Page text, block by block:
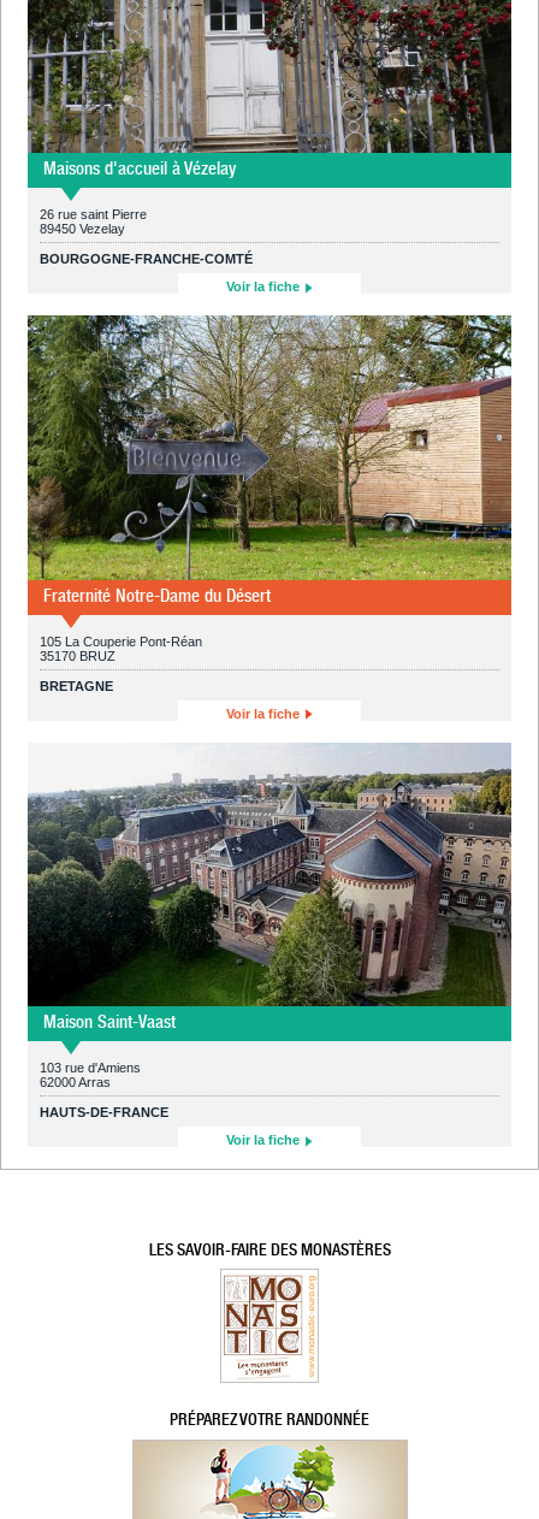
Maisons d'accueil à Vézelay
26 rue saint Pierre
89450 Vezelay
BOURGOGNE-FRANCHE-COMTÉ
Voir la fiche
Fraternité Notre-Dame du Désert
105 La Couperie Pont-Réan
35170 BRUZ
BRETAGNE
Voir la fiche
Maison Saint-Vaast
103 rue d'Amiens
62000 Arras
HAUTS-DE-FRANCE
Voir la fiche
LES SAVOIR-FAIRE DES MONASTÈRES
PRÉPAREZ VOTRE RANDONNÉE